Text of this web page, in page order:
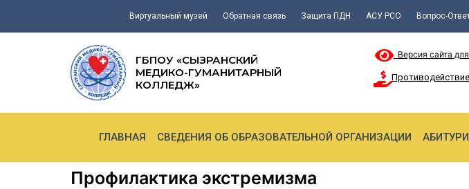
Виртуальный музей Обратная связь Защита ПДН АСУ РСО Вопрос-
ГБПОУ «СЫЗРАНСКИЙ
МЕДИКО-ГУМАНИТАРНЫЙ
КОЛЛЕДЖ»
Версия сайта
ГЛАВНАЯ СВЕДЕНИЯ ОБ ОБРАЗОВАТЕЛЬНОЙ ОРГАНИЗАЦИИ
Профилактика экстремизма